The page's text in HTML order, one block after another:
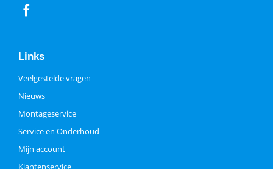
Links
Veelgestelde vragen
Nieuws
Montageservice
Service en Onderhoud
Mijn account
Klantenservice